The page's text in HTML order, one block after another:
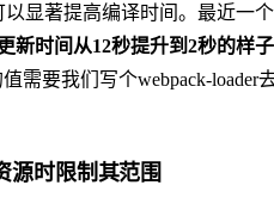
以显著提高编译时间。最近一
新时间从12秒提升到2秒的样子
需要我们写个webpack-loader
源时限制其范围